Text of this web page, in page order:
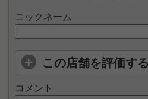
ニックネーム
この店舗を評価する
コメント